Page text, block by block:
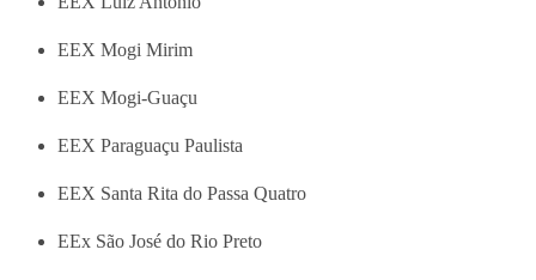
EEX Mogi Mirim
EEX Mogi-Guaçu
EEX Paraguaçu Paulista
EEX Santa Rita do Passa Quatro
EEx São José do Rio Preto